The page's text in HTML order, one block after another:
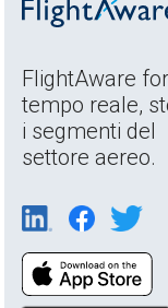
FlightAware
tempo reale,
i segmenti del
settore aereo.